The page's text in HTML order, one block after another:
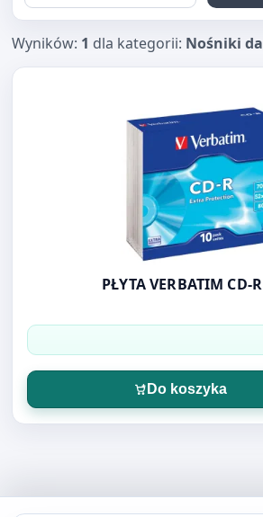
Wyników: 1 dla kategorii: Nośniki
Otwórz produkt: PŁYTA VERBATIM
PŁYTA VERBATIM CD-
Do koszyka